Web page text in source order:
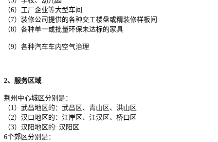
（6）工厂企业等大型车间
（7）装修公司提供的各种交工楼盘或精装修样板间
（8）各种单一或批量环保未达标的家具
（9）各种汽车车内空气治理
2、服务区域
荆州中心城区分别是：
（1）武昌地区的：武昌区、青山区、洪山区
（2）汉口地区的：江岸区、江汉区、桥口区
（3）汉阳地区的: 汉阳区
6个郊区分别是：